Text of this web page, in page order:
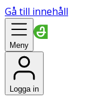
Gå till innehåll
Meny
Logga in